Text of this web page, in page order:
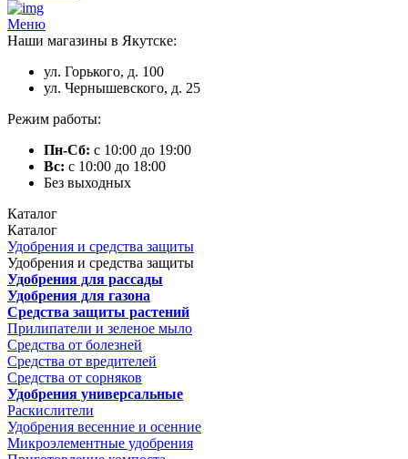
Меню
Наши магазины в Якутске:
ул. Горького, д. 100
ул. Чернышевского, д. 25
Режим работы:
Пн-Сб: с 10:00 до 19:00
Вс: с 10:00 до 18:00
Без выходных
Каталог
Каталог
Удобрения и средства защиты
Удобрения и средства защиты
Удобрения для рассады
Удобрения для газона
Средства защиты растений
Прилипатели и зеленое мыло
Средства от болезней
Средства от вредителей
Средства от сорняков
Удобрения универсальные
Раскислители
Удобрения весенние и осенние
Микроэлементные удобрения